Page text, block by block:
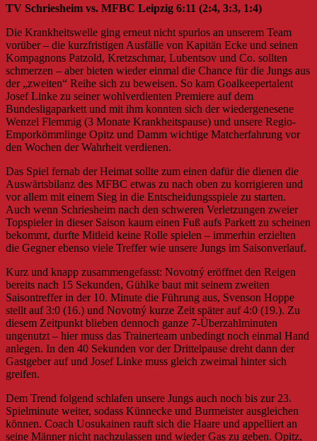
TV Schriesheim vs. MFBC Leipzig 6:11 (2:4, 3:3, 1:4)
Die Krankheitswelle ging erneut nicht spurlos an unserem Team
vorüber – die kurzfristigen Ausfälle von Kapitän Ecke und seinen
Kompagnons Patzold, Kretzschmar, Lubentsov und Co. sollten
schmerzen – aber bieten wieder einmal die Chance für die Jungs aus
der „zweiten“ Reihe sich zu beweisen. So kam Goalkeepertalent
Josef Linke zu seiner wohlverdienten Premiere auf dem
Bundesligaparkett und mit ihm konnten sich der wiedergenesene
Wenzel Flemmig (3 Monate Krankheitspause) und unsere Regio-
Emporkömmlinge Opitz und Damm wichtige Matcherfahrung vor
den Wochen der Wahrheit verdienen.
Das Spiel fernab der Heimat sollte zum einen dafür die dienen die
Auswärtsbilanz des MFBC etwas zu nach oben zu korrigieren und
vor allem mit einem Sieg in die Entscheidungsspiele zu starten.
Auch wenn Schriesheim nach den schweren Verletzungen zweier
Topspieler in dieser Saison kaum einen Fuß aufs Parkett zu scheinen
bekommt, durfte Mitleid keine Rolle spielen – immerhin erzielten
die Gegner ebenso viele Treffer wie unsere Jungs im Saisonverlauf.
Kurz und knapp zusammengefasst: Novotný eröffnet den Reigen
bereits nach 15 Sekunden, Gühlke baut mit seinem zweiten
Saisontreffer in der 10. Minute die Führung aus, Svenson Hoppe
stellt auf 3:0 (16.) und Novotný kurze Zeit später auf 4:0 (19.). Zu
diesem Zeitpunkt blieben dennoch ganze 7-Überzahlminuten
ungenutzt – hier muss das Trainerteam unbedingt noch einmal Hand
anlegen. In den 40 Sekunden vor der Drittelpause dreht dann der
Gastgeber auf und Josef Linke muss gleich zweimal hinter sich
greifen.
Dem Trend folgend schlafen unsere Jungs auch noch bis zur 23.
Spielminute weiter, sodass Künnecke und Burmeister ausgleichen
können. Coach Uosukainen rauft sich die Haare und appelliert an
seine Männer nicht nachzulassen und wieder Gas zu geben. Opitz,